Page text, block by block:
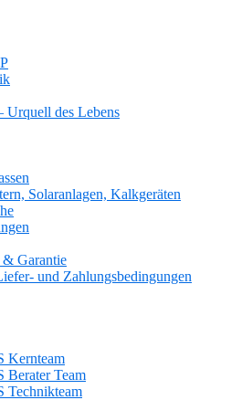
Urquell des Lebens
Solaranlagen, Kalkgeräten
& Garantie
und Zahlungsbedingungen
Kernteam
Berater Team
Technikteam